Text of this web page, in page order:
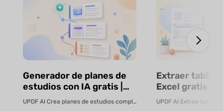
Generador de planes de
estudios con IA gratis |
UPDF
UPDF AI Crea planes de estudios completos con IA en segundos Convierte cualquier tem...
Extraer tablas
Excel gratis